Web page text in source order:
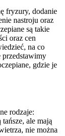
fryzury, dodanie
nastroju oraz
są takie
oraz cen
na co
gdzie je
rodzaje:
ale mają
nie można